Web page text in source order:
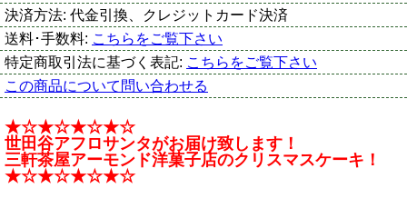
決済方法: 代金引換、クレジットカード決済
送料･手数料: こちらをご覧下さい
特定商取引法に基づく表記: こちらをご覧下さい
この商品について問い合わせる
★☆★☆★☆★☆
世田谷アフロサンタがお届け致します！
三軒茶屋アーモンド洋菓子店のクリスマスケーキ！
★☆★☆★☆★☆